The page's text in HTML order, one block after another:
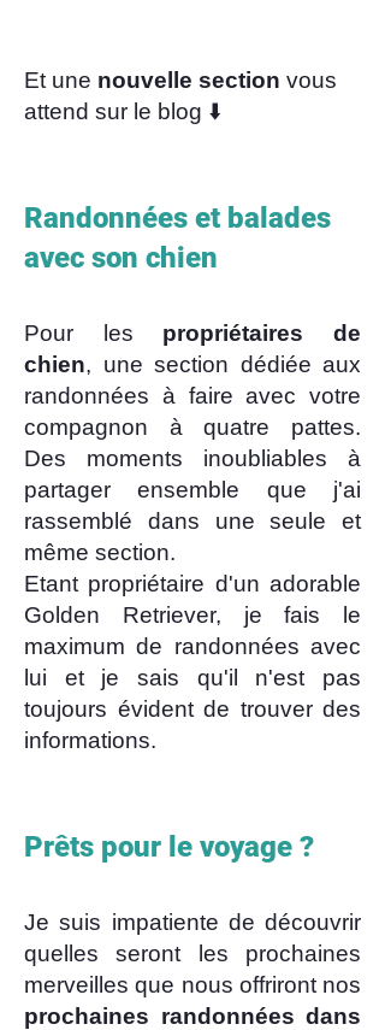
Et une nouvelle section vous
attend sur le blog ⬇️
Randonnées et balades
avec son chien
Pour les propriétaires de
chien, une section dédiée aux
randonnées à faire avec votre
compagnon à quatre pattes.
Des moments inoubliables à
partager ensemble que j'ai
rassemblé dans une seule et
même section.
Etant propriétaire d'un adorable
Golden Retriever, je fais le
maximum de randonnées avec
lui et je sais qu'il n'est pas
toujours évident de trouver des
informations.
Prêts pour le voyage ?
Je suis impatiente de découvrir
quelles seront les prochaines
merveilles que nous offriront nos
prochaines randonnées dans